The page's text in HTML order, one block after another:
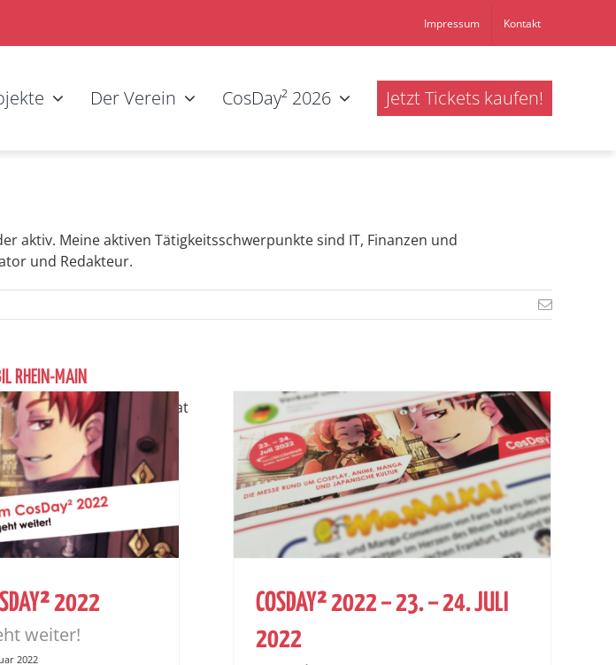
Impressum Kontakt
Der Verein CosDay² 2026 Jetzt Tickets kaufen!
aktiv. Meine aktiven Tätigkeitsschwerpunkte sind IT, Finanzen und
und Redakteur.
E-
Mail
2022
weiter!
2022
COSDAY² 2022 – 23. – 24. JULI
2022
RHEIN-MAIN
Rhein-Main carsharing hat
drei Fahrzeuge zur
können wir nicht nur
von A [...]